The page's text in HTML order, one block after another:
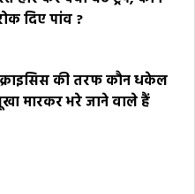
दिए पांव ?
की तरफ कौन धकेल
मारकर भरे जाने वाले हैं